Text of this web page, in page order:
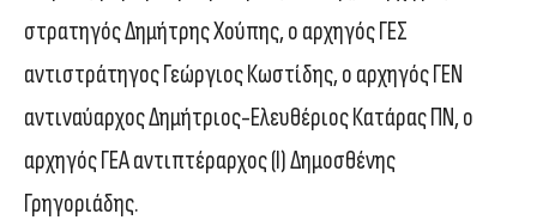
στρατηγός Δημήτρης Χούπης, ο αρχηγός ΓΕΣ
αντιστράτηγος Γεώργιος Κωστίδης, ο αρχηγός ΓΕΝ
αντιναύαρχος Δημήτριος-Ελευθέριος Κατάρας ΠΝ, ο
αρχηγός ΓΕΑ αντιπτέραρχος (Ι) Δημοσθένης
Γρηγοριάδης.